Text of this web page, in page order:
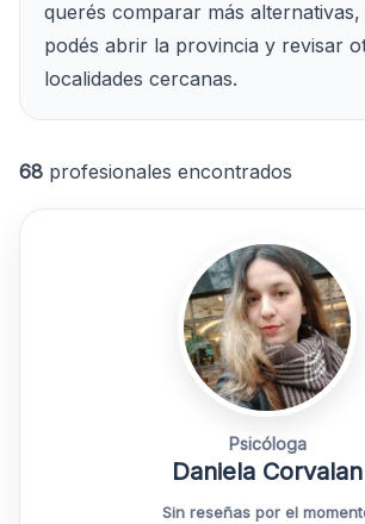
querés comparar más alternativas,
podés abrir la provincia y revisar
localidades cercanas.
68 profesionales encontrados
Psicóloga
Daniela Corvalan
Sin reseñas por el